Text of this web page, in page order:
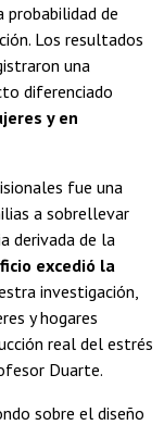
probabilidad de
Los resultados
una
diferenciado
y en
fue una
a sobrellevar
derivada de la
excedió la
investigación,
y hogares
real del estrés
Duarte.
sobre el diseño